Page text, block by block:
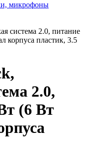
микрофоны
система 2.0, питание
корпуса пластик, 3.5
2.0,
(6 Вт